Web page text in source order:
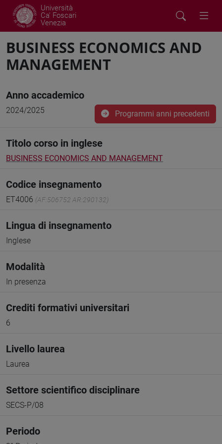
Università
Ca' Foscari
Venezia
BUSINESS ECONOMICS AND
MANAGEMENT
Anno accademico
2024/2025 Programmi anni precedenti
Titolo corso in inglese
BUSINESS ECONOMICS AND MANAGEMENT
Codice insegnamento
ET4006 (AF:506752 AR:290132)
Lingua di insegnamento
Inglese
Modalità
In presenza
Crediti formativi universitari
6
Livello laurea
Laurea
Settore scientifico disciplinare
SECS-P/08
Periodo